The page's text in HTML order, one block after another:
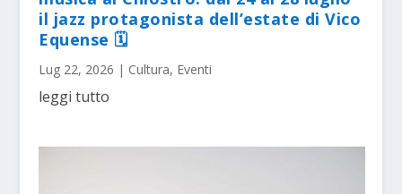
il jazz protagonista dell’estate di Vico
Equense 🗓
Lug 22, 2026 | Cultura, Eventi
leggi tutto